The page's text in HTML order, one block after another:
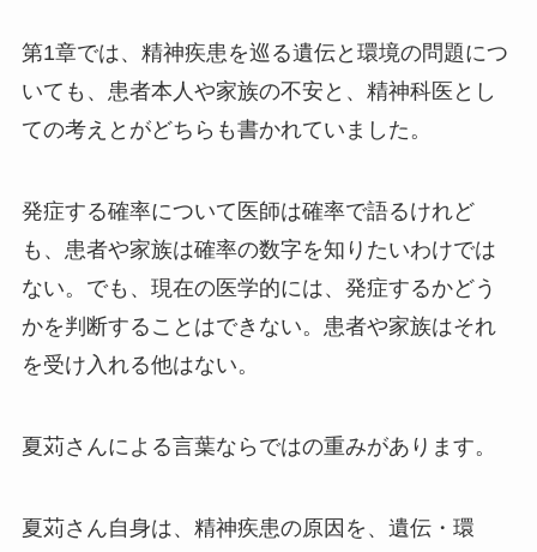
第1章では、精神疾患を巡る遺伝と環境の問題につ
いても、患者本人や家族の不安と、精神科医とし
ての考えとがどちらも書かれていました。
発症する確率について医師は確率で語るけれど
も、患者や家族は確率の数字を知りたいわけでは
ない。でも、現在の医学的には、発症するかどう
かを判断することはできない。患者や家族はそれ
を受け入れる他はない。
夏苅さんによる言葉ならではの重みがあります。
夏苅さん自身は、精神疾患の原因を、遺伝・環